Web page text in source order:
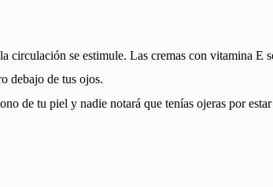
circulación se estimule. Las cremas con vitamina E
debajo de tus ojos.
de tu piel y nadie notará que tenías ojeras por estar